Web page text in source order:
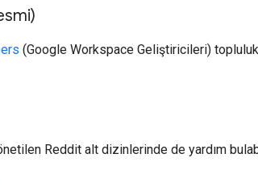
(Google Workspace Geliştiricileri)
Reddit alt dizinlerinde de yardım